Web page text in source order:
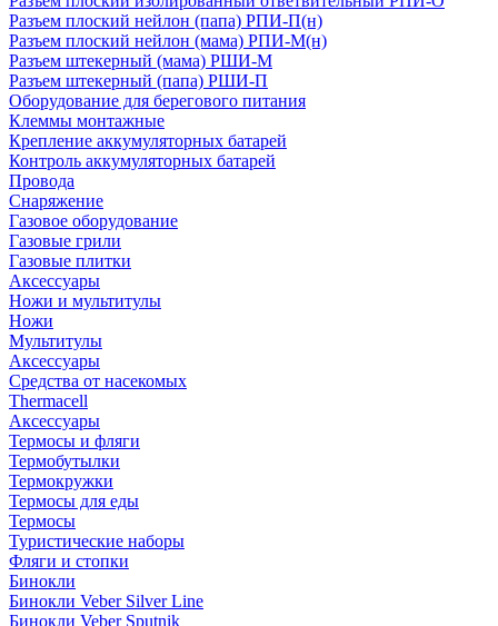
Разъем плоский нейлон (папа) РПИ-П(н)
Разъем плоский нейлон (мама) РПИ-М(н)
Разъем штекерный (мама) РШИ-М
Разъем штекерный (папа) РШИ-П
Оборудование для берегового питания
Клеммы монтажные
Крепление аккумуляторных батарей
Контроль аккумуляторных батарей
Провода
Снаряжение
Газовое оборудование
Газовые грили
Газовые плитки
Аксессуары
Ножи и мультитулы
Ножи
Мультитулы
Аксессуары
Средства от насекомых
Thermacell
Аксессуары
Термосы и фляги
Термобутылки
Термокружки
Термосы для еды
Термосы
Туристические наборы
Фляги и стопки
Бинокли
Бинокли Veber Silver Line
Бинокли Veber Sputnik